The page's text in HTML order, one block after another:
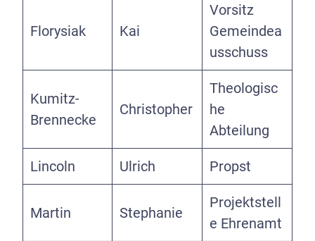
Florysiak Kai
Vorsitz
Gemeindea
usschuss
Kumitz-
Brennecke
Christopher
Theologisc
he
Abteilung
Lincoln Ulrich Propst
Martin Stephanie
Projektstell
e Ehrenamt